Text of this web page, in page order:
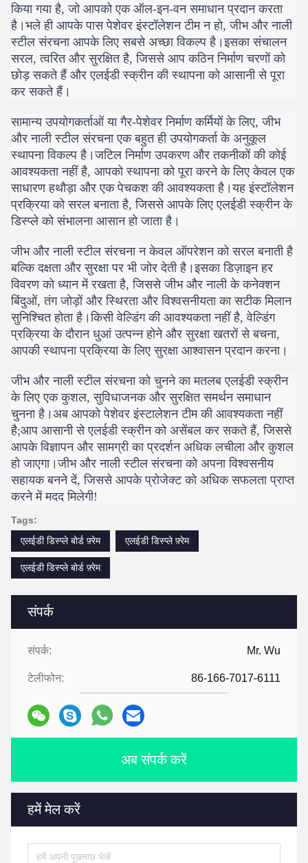
संपर्क
संपर्क: Mr. Wu
टेलीफोन: 86-166-7017-6111
अब संपर्क करें
हमें मेल करें
किया गया है, जो आपको एक ऑल-इन-वन समाधान प्रदान करता
है।भले ही आपके पास पेशेवर इंस्टॉलेशन टीम न हो, जीभ और नाली
स्टील संरचना आपके लिए सबसे अच्छा विकल्प है।इसका संचालन
सरल, त्वरित और सुरक्षित है, जिससे आप कठिन निर्माण चरणों को
छोड़ सकते हैं और एलईडी स्क्रीन की स्थापना को आसानी से पूरा
कर सकते हैं।
सामान्य उपयोगकर्ताओं या गैर-पेशेवर निर्माण कर्मियों के लिए, जीभ
और नाली स्टील संरचना एक बहुत ही उपयोगकर्ता के अनुकूल
स्थापना विकल्प है।जटिल निर्माण उपकरण और तकनीकों की कोई
आवश्यकता नहीं है, आपको स्थापना को पूरा करने के लिए केवल एक
साधारण हथौड़ा और एक पेचकश की आवश्यकता है।यह इंस्टॉलेशन
प्रक्रिया को सरल बनाता है, जिससे आपके लिए एलईडी स्क्रीन के
डिस्प्ले को संभालना आसान हो जाता है।
जीभ और नाली स्टील संरचना न केवल ऑपरेशन को सरल बनाती है
बल्कि दक्षता और सुरक्षा पर भी जोर देती है।इसका डिज़ाइन हर
विवरण को ध्यान में रखता है, जिससे जीभ और नाली के कनेक्शन
बिंदुओं, तंग जोड़ों और स्थिरता और विश्वसनीयता का सटीक मिलान
सुनिश्चित होता है।किसी वेल्डिंग की आवश्यकता नहीं है, वेल्डिंग
प्रक्रिया के दौरान धुआं उत्पन्न होने और सुरक्षा खतरों से बचना,
आपकी स्थापना प्रक्रिया के लिए सुरक्षा आश्वासन प्रदान करना।
जीभ और नाली स्टील संरचना को चुनने का मतलब एलईडी स्क्रीन
के लिए एक कुशल, सुविधाजनक और सुरक्षित समर्थन समाधान
चुनना है।अब आपको पेशेवर इंस्टालेशन टीम की आवश्यकता नहीं
है;आप आसानी से एलईडी स्क्रीन को असेंबल कर सकते हैं, जिससे
आपके विज्ञापन और सामग्री का प्रदर्शन अधिक लचीला और कुशल
हो जाएगा।जीभ और नाली स्टील संरचना को अपना विश्वसनीय
सहायक बनने दें, जिससे आपके प्रोजेक्ट को अधिक सफलता प्राप्त
करने में मदद मिलेगी!
Tags:
एलईडी डिस्प्ले बोर्ड फ़्रेम
एलईडी डिस्प्ले फ़्रेम
एलईडी डिस्प्ले बोर्ड फ़्रेम